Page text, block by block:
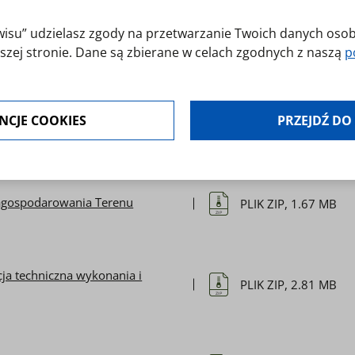
budowlany 1
ZIP
PLIK ZIP, 28.3 MB
budowlany 2 PLIK ZIP, 53.43 MB
Terenu
ZIP
PLIK ZIP, 1.67 MB
techniczna wykonania i
ZIP
PLIK ZIP, 2.81 MB
udzielasz zgody na przetwarzanie Twoich danych
stronie. Dane są zbierane w celach zgodnych z naszą
udzielone zgody w zakładce: informacje i
COOKIES PRZEJDŹ